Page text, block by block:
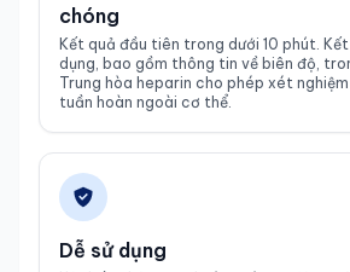
chóng
Kết quả đầu tiên trong dưới 10 phút.
dụng, bao gồm thông tin về biên độ,
Trung hòa heparin cho phép xét
tuần hoàn ngoài cơ thể.
Dễ sử dụng